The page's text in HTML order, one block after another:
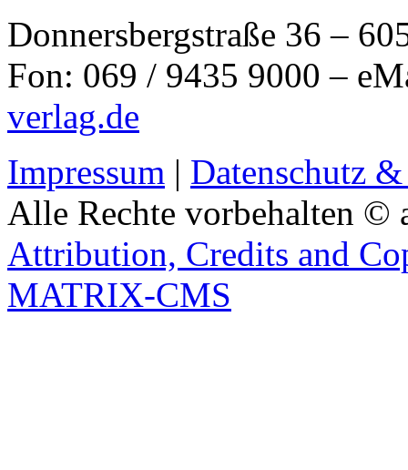
Donnersbergstraße 36 –
Fon: 069 / 9435 9000 –
verlag.de
Impressum | Datenschutz
Alle Rechte vorbehalten ©
Attribution, Credits and
MATRIX-CMS